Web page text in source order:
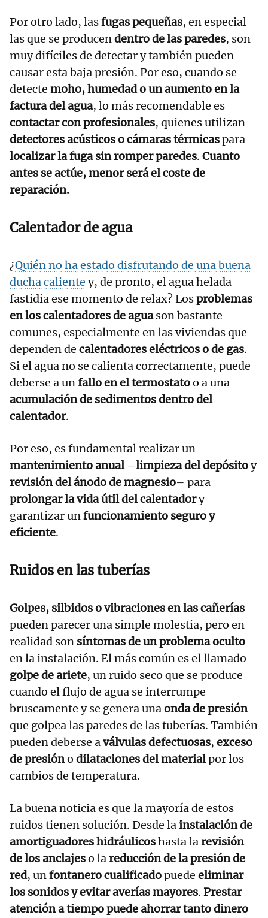
Por otro lado, lasfugas pequeñas, en especial
las que se producendentro de las paredes, son
muy difíciles de detectar y también pueden
causar esta baja presión. Por eso, cuando se
detecte moho, humedad o un aumento en la
factura del agua, lo más recomendable es
contactar con profesionales, quienes utilizan
detectores acústicos o cámaras térmicaspara
localizar la fuga sin romper paredes. Cuanto
antes se actúe, menor será el coste de
reparación.
Calentador de agua
¿Quién no ha estado disfrutando de una buena
ducha caliente y, de pronto, el agua helada
fastidia ese momento de relax? Losproblemas
en los calentadores de aguason bastante
comunes, especialmente en las viviendas que
dependen de calentadores eléctricos o de gas.
Si el agua no se calienta correctamente, puede
deberse a unfallo en el termostatoo a una
acumulación de sedimentos dentro del
calentador.
Por eso, es fundamental realizar un
mantenimiento anual–limpieza del depósitoy
revisión del ánodo de magnesio– para
prolongar la vida útil del calentadory
garantizar unfuncionamiento seguro y
eficiente.
Ruidos en las tuberías
Golpes, silbidos o vibraciones en las cañerías
pueden parecer una simple molestia, pero en
realidad son síntomas de un problema oculto
en la instalación. El más común es el llamado
golpe de ariete, un ruido seco que se produce
cuando el flujo de agua se interrumpe
bruscamente y se genera unaonda de presión
que golpea las paredes de las tuberías. También
pueden deberse aválvulas defectuosas, exceso
de presióno dilataciones del materialpor los
cambios de temperatura.
La buena noticia es que la mayoría de estos
ruidos tienen solución. Desde lainstalación de
amortiguadores hidráulicoshasta larevisión
de los anclajeso lareducción de la presión de
red, unfontanero cualificadopuede eliminar
los sonidos y evitar averías mayores. Prestar
atención a tiempo puede ahorrar tanto dinero